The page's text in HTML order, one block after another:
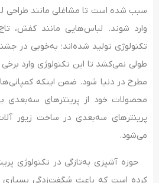
سبب شده است تا مشاغلی مانند طراحی
وارد شوند. لباس‌هایی مانند کفش،
تکنولوژی تولید شده‌اند؛ به‌خوبی در
طولی نمی‌کشد تا این تکنولوژی وارد
مطرح در دنیا شود. ضمن اینکه
محصولات خود از پرینترهای سه‌بعدی
پرینترهای سه‌بعدی در ساخت زیور
می‌شود.
حوزه آشپزی به‌تازگی در تکنولوژی
کرده است که باعث شگفت‌زدگی بسیاری